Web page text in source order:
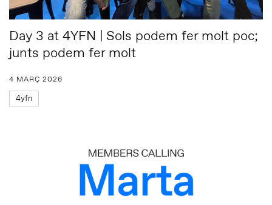
Day 3 at 4YFN | Sols podem fer molt poc;
junts podem fer molt
4 MARÇ 2026
4yfn